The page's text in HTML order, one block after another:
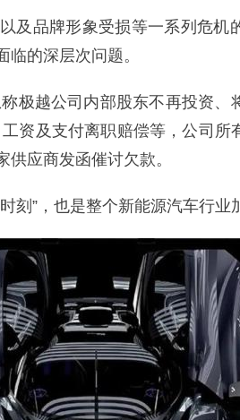
及品牌形象受损等一系列危机
的深层次问题。
极越公司内部股东不再投资、
资及支付离职赔偿等，公司所
应商发函催讨欠款。
刻”，也是整个新能源汽车行业